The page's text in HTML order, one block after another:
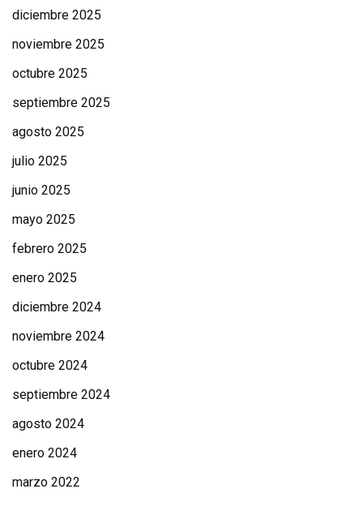
diciembre 2025
noviembre 2025
octubre 2025
septiembre 2025
agosto 2025
julio 2025
junio 2025
mayo 2025
febrero 2025
enero 2025
diciembre 2024
noviembre 2024
octubre 2024
septiembre 2024
agosto 2024
enero 2024
marzo 2022